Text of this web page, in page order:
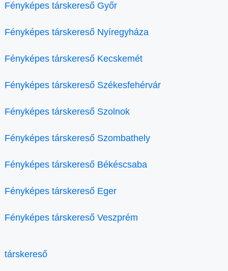
Fényképes társkereső Győr
Fényképes társkereső Nyíregyháza
Fényképes társkereső Kecskemét
Fényképes társkereső Székesfehérvár
Fényképes társkereső Szolnok
Fényképes társkereső Szombathely
Fényképes társkereső Békéscsaba
Fényképes társkereső Eger
Fényképes társkereső Veszprém
társkereső